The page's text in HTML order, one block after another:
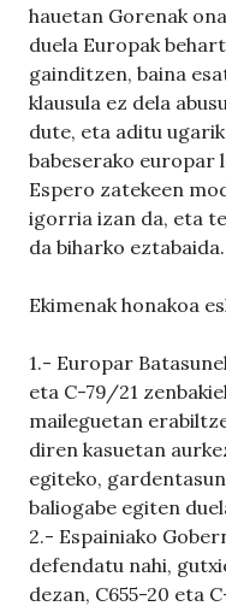
hauetan Gorenak
duela Europak
gainditzen, baina
klausula ez dela
dute, eta aditu
babeserako europar
Espero zatekeen
igorria izan da, eta
da biharko eztabaida.
Ekimenak honakoa
1.- Europar
eta C-79/21
maileguetan
diren kasuetan
egiteko,
baliogabe egiten
2.- Espainiako
defendatu nahi,
dezan, C655-20 eta